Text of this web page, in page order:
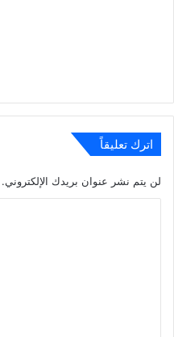
اترك تعليقاً
لن يتم نشر عنوان بريدك الإلكتروني.